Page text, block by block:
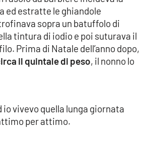
ed estratte le ghiandole
sopra un batuffolo di
tintura di iodio e poi suturava il
Prima di Natale dell’anno dopo,
il quintale di peso, il nonno lo
io vivevo quella lunga giornata
per attimo.